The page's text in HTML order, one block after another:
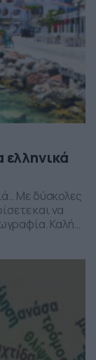
ελληνικά
Με δύσκολες
και να
Καλή
–